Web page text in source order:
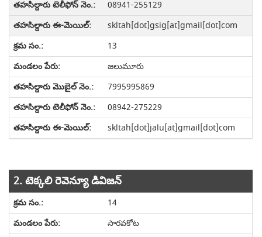
08941-255129
skltah[dot]gsig[at]gmail[dot]com
13
జలుమూరు
7995995869
08942-275229
skltah[dot]jalu[at]gmail[dot]com
2. టెక్కలి రెవెన్యూ డివిజన్
14
సారవకోట